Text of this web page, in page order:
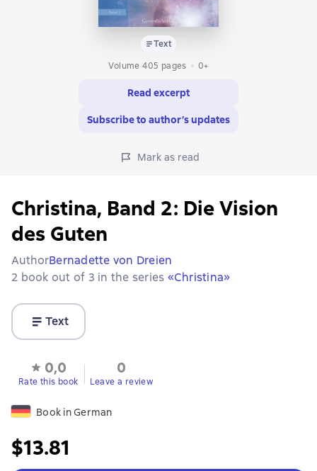
Text
Volume 405 pages
0+
Read excerpt
Subscribe to author’s updates
Mark as read
Christina, Band 2: Die Vision
des Guten
AuthorBernadette von Dreien
2 book out of 3 in the series «Christina»
Text
0,0
Rate this book
0
Leave a review
Book in German
$13.81